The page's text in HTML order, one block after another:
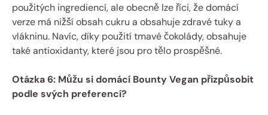
použitých ingrediencí, ale obecně lze říci, že domácí
verze má nižší obsah cukru a obsahuje zdravé tuky a
vlákninu. Navíc, díky použití tmavé čokolády, obsahuje
také antioxidanty, které jsou pro tělo prospěšné.
Otázka 6: Můžu si domácí Bounty Vegan přizpůsobit
podle svých preferencí?